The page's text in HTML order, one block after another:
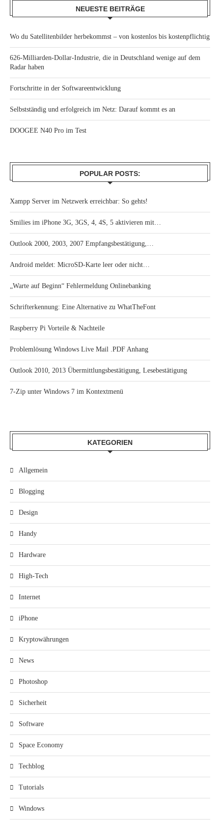
NEUESTE BEITRÄGE
Wo du Satellitenbilder herbekommst – von kostenlos bis kostenpflichtig
626-Milliarden-Dollar-Industrie, die in Deutschland wenige auf dem
Radar haben
Fortschritte in der Softwareentwicklung
Selbstständig und erfolgreich im Netz: Darauf kommt es an
DOOGEE N40 Pro im Test
POPULAR POSTS:
Xampp Server im Netzwerk erreichbar: So gehts!
Smilies im iPhone 3G, 3GS, 4, 4S, 5 aktivieren mit…
Outlook 2000, 2003, 2007 Empfangsbestätigung,…
Android meldet: MicroSD-Karte leer oder nicht…
„Warte auf Beginn“ Fehlermeldung Onlinebanking
Schrifterkennung: Eine Alternative zu WhatTheFont
Raspberry Pi Vorteile & Nachteile
Problemlösung Windows Live Mail .PDF Anhang
Outlook 2010, 2013 Übermittlungsbestätigung, Lesebestätigung
7-Zip unter Windows 7 im Kontextmenü
KATEGORIEN
Allgemein
Blogging
Design
Handy
Hardware
High-Tech
Internet
iPhone
Kryptowährungen
News
Photoshop
Sicherheit
Software
Space Economy
Techblog
Tutorials
Windows